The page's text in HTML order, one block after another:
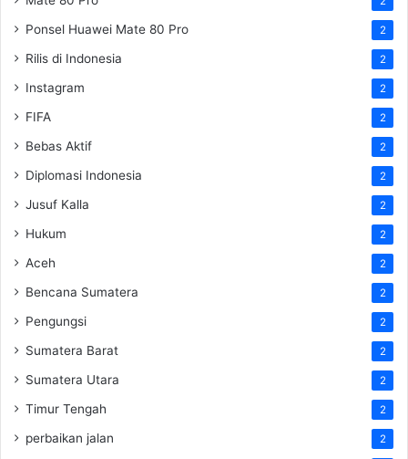
Ponsel Huawei Mate 80 Pro 2
Rilis di Indonesia 2
Instagram 2
FIFA 2
Bebas Aktif 2
Diplomasi Indonesia 2
Jusuf Kalla 2
Hukum 2
Aceh 2
Bencana Sumatera 2
Pengungsi 2
Sumatera Barat 2
Sumatera Utara 2
Timur Tengah 2
perbaikan jalan 2